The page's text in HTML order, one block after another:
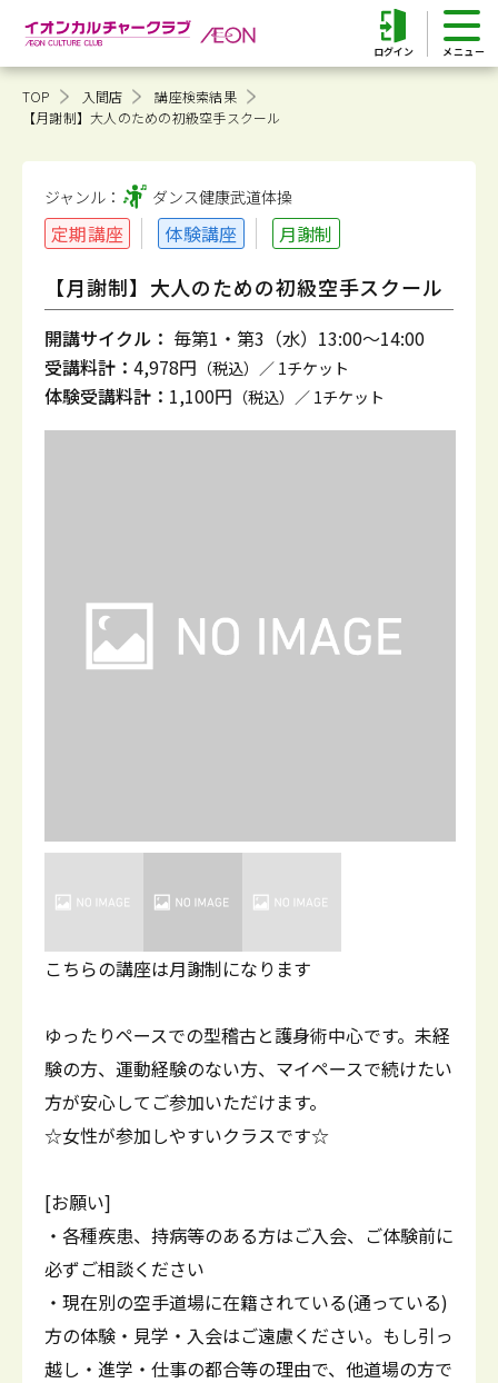
ログイン
TOP 入間店
講座検索結果
【月謝制】大人のための初級空手スクール
ジャンル： ダンス健康武道体操
定期講座 体験講座 月謝制
【月謝制】大人のための初級空手スクール
開講サイクル： 毎第1・第3（水）13:00～14:00
受講料計： 4,978円 （税込）／ 1チケット
体験受講料計： 1,100円 （税込）／ 1チケット
こちらの講座は月謝制になります
ゆったりペースでの型稽古と護身術中心です。未経
験の方、運動経験のない方、マイペースで続けたい
方が安心してご参加いただけます。
☆女性が参加しやすいクラスです☆
[お願い]
・各種疾患、持病等のある方はご入会、ご体験前に
必ずご相談ください
・現在別の空手道場に在籍されている(通っている)
方の体験・見学・入会はご遠慮ください。もし引っ
越し・進学・仕事の都合等の理由で、他道場の方で